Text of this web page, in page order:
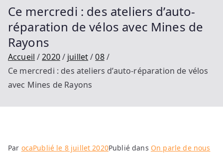
Ce mercredi : des ateliers d’auto-
réparation de vélos avec Mines de
Rayons
Accueil 2020 juillet
08
Ce mercredi : des ateliers d’auto-réparation de vélos
avec Mines de Rayons
Par ocaPublié le 8 juillet 2020Publié dans On parle de nous